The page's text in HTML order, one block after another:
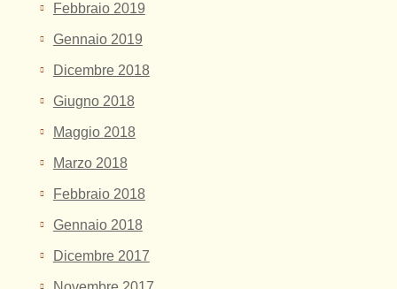
Febbraio 2019
Gennaio 2019
Dicembre 2018
Giugno 2018
Maggio 2018
Marzo 2018
Febbraio 2018
Gennaio 2018
Dicembre 2017